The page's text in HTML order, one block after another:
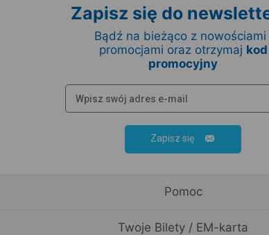
Zapisz się do
Bądź na bieżąco z nowościami
promocjami oraz otrzymaj kod
promocyjny
Zapisz się
Pomoc
Twoje Bilety / EM-karta